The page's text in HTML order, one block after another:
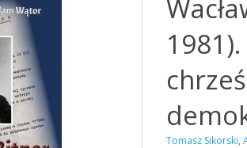
Tomasz Sikorski,